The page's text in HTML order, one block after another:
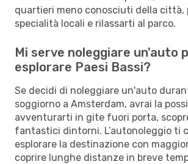
quartieri meno conosciuti della città,
specialità locali e rilassarti al parco.
Mi serve noleggiare un'auto
esplorare Paesi Bassi?
Se decidi di noleggiare un'auto
soggiorno a Amsterdam, avrai la
avventurarti in gite fuori porta,
fantastici dintorni. L’autonoleggio ti
esplorare la destinazione con
coprire lunghe distanze in breve